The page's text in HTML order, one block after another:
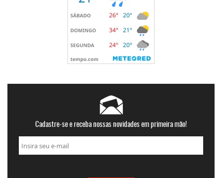
Cadastre-se e receba nossas novidades em primeira mão!